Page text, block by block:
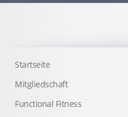
Startseite
Mitgliedschaft
Functional Fitness